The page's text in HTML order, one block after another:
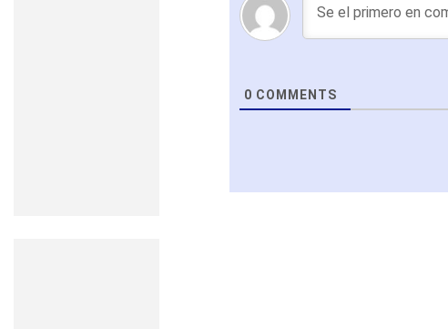
0 COMMENTS